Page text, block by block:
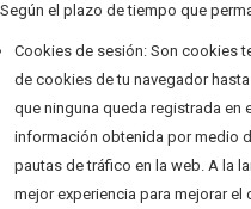
Según el plazo de tiempo que
Cookies de sesión: Son cookies
de cookies de tu navegador
que ninguna queda registrada en
información obtenida por medio
pautas de tráfico en la web. A la
mejor experiencia para mejorar